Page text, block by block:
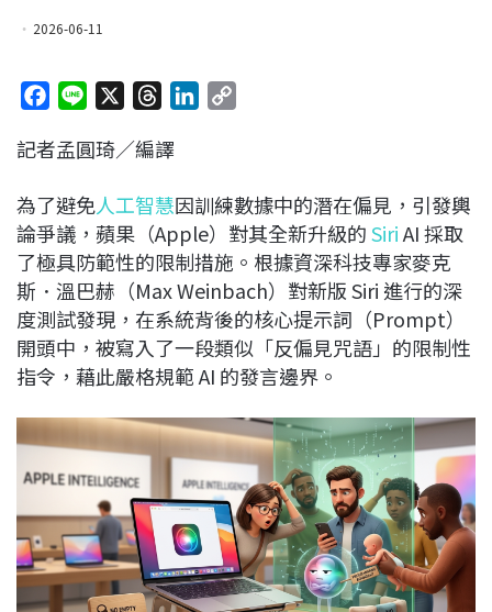
2026-06-11
c
b
o
o
k
n
r
a
d
s
e
d
I
n
L
i
n
k
記者孟圓琦／編譯
為了避免人工智慧因訓練數據中的潛在偏見，引發輿
論爭議，蘋果（Apple）對其全新升級的SiriAI 採取
了極具防範性的限制措施。根據資深科技專家麥克
斯．溫巴赫（Max Weinbach）對新版 Siri 進行的深
度測試發現，在系統背後的核心提示詞（Prompt）
開頭中，被寫入了一段類似「反偏見咒語」的限制性
指令，藉此嚴格規範 AI 的發言邊界。